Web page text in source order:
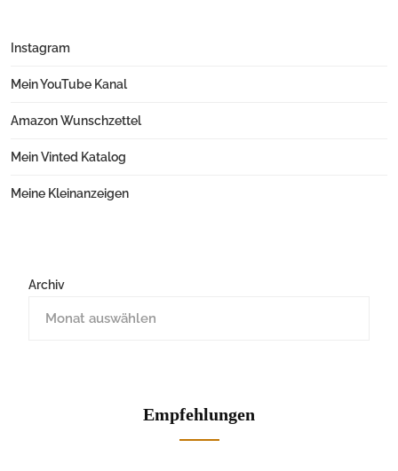
Instagram
Mein YouTube Kanal
Amazon Wunschzettel
Mein Vinted Katalog
Meine Kleinanzeigen
Archiv
Empfehlungen